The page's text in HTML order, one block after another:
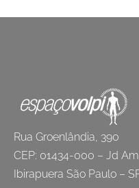
Rua Groenlândia, 390
CEP: 01434-000 – Jd
Ibirapuera São Paulo –